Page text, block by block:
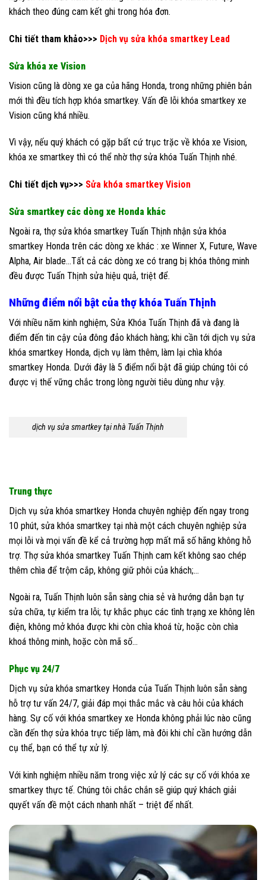
khách theo đúng cam kết ghi trong hóa đơn.
Chi tiết tham khảo>>> Dịch vụ sửa khóa smartkey Lead
Sửa khóa xe Vision
Vision cũng là dòng xe ga của hãng Honda, trong những phiên bản
mới thì đều tích hợp khóa smartkey. Vấn đề lỗi khóa smartkey xe
Vision cũng khá nhiều.
Vì vậy, nếu quý khách có gặp bất cứ trục trặc về khóa xe Vision,
khóa xe smartkey thì có thể nhờ thợ sửa khóa Tuấn Thịnh nhé.
Chi tiết dịch vụ>>> Sửa khóa smartkey Vision
Sửa smartkey các dòng xe Honda khác
Ngoài ra, thợ sửa khóa smartkey Tuấn Thịnh nhận sửa khóa
smartkey Honda trên các dòng xe khác : xe Winner X, Future, Wave
Alpha, Air blade…Tất cả các dòng xe có trang bị khóa thông minh
đều được Tuấn Thịnh sửa hiệu quả, triệt để.
Những điểm nổi bật của thợ khóa Tuấn Thịnh
Với nhiều năm kinh nghiệm, Sửa Khóa Tuấn Thịnh đã và đang là
điểm đến tin cậy của đông đảo khách hàng; khi cần tới dịch vụ sửa
khóa smartkey Honda, dịch vụ làm thêm, làm lại chìa khóa
smartkey Honda. Dưới đây là 5 điểm nổi bật đã giúp chúng tôi có
được vị thế vững chắc trong lòng người tiêu dùng như vậy.
dịch vụ sửa smartkey tại nhà Tuấn Thịnh
Trung thực
Dịch vụ sửa khóa smartkey Honda chuyên nghiệp đến ngay trong
10 phút, sửa khóa smartkey tại nhà một cách chuyên nghiệp sửa
mọi lỗi và mọi vấn đề kể cả trường hợp mất mã số hãng không hỗ
trợ. Thợ sửa khóa smartkey Tuấn Thịnh cam kết không sao chép
thêm chìa để trộm cắp, không giữ phôi của khách;…
Ngoài ra, Tuấn Thịnh luôn sẵn sàng chia sẻ và hướng dẫn bạn tự
sửa chữa, tự kiểm tra lỗi; tự khắc phục các tình trạng xe không lên
điện, không mở khóa được khi còn chìa khoá từ, hoặc còn chìa
khoá thông minh, hoặc còn mã số…
Phục vụ 24/7
Dịch vụ sửa khóa smartkey Honda của Tuấn Thịnh luôn sẵn sàng
hỗ trợ tư vấn 24/7, giải đáp mọi thắc mắc và câu hỏi của khách
hàng. Sự cố với khóa smartkey xe Honda không phải lúc nào cũng
cần đến thợ sửa khóa trực tiếp làm, mà đôi khi chỉ cần hướng dẫn
cụ thể, bạn có thể tự xử lý.
Với kinh nghiệm nhiều năm trong việc xử lý các sự cố với khóa xe
smartkey thực tế. Chúng tôi chắc chắn sẽ giúp quý khách giải
quyết vấn đề một cách nhanh nhất – triệt để nhất.